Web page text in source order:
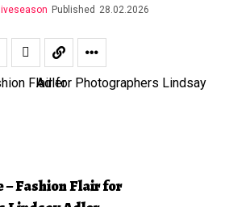
liveseason Published 28.02.2026